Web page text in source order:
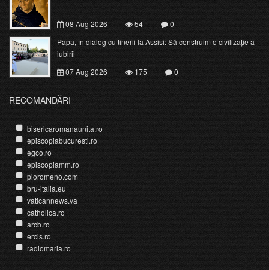
08 Aug 2026 54
0
Papa, în dialog cu tinerii la Assisi: Să construim o civilizație a
iubirii
07 Aug 2026
175 0
RECOMANDĂRI
bisericaromanaunita.ro
episcopiabucuresti.ro
egco.ro
episcopiamm.ro
pioromeno.com
bru-italia.eu
vaticannews.va
catholica.ro
arcb.ro
ercis.ro
radiomaria.ro